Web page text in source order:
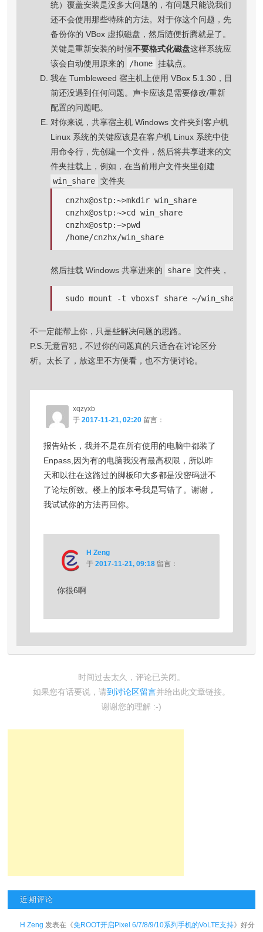
统）覆盖安装是没多大问题的，有问题只能说我们
还不会使用那些特殊的方法。对于你这个问题，先
备份你的 VBox 虚拟磁盘，然后随便折腾就是了。
关键是重新安装的时候不要格式化磁盘这样系统应
该会自动使用原来的
/home 挂载点。
我在 Tumbleweed 宿主机上使用 VBox 5.1.30，目
前还没遇到任何问题。声卡应该是需要修改/重新
配置的问题吧。
对你来说，共享宿主机 Windows 文件夹到客户机
Linux 系统的关键应该是在客户机 Linux 系统中使
用命令行，先创建一个文件，然后将共享进来的文
件夹挂载上，例如，在当前用户文件夹里创建
win_share 文件夹
cnzhx@ostp:~>mkdir win_share
cnzhx@ostp:~>cd win_share
cnzhx@ostp:~>pwd
/home/cnzhx/win_share
然后挂载 Windows 共享进来的 share 文件夹，
sudo mount -t vboxsf share ~/win_share/
不一定能帮上你，只是些解决问题的思路。
P.S.无意冒犯，不过你的问题真的只适合在讨论区分
析。太长了，放这里不方便看，也不方便讨论。
xqzyxb
于 2017-11-21, 02:20 留言：
报告站长，我并不是在所有使用的电脑中都装了
Enpass,因为有的电脑我没有最高权限，所以昨
天和以往在这路过的脚板印大多都是没密码进不
了论坛所致。楼上的版本号我是写错了。谢谢，
我试试你的方法再回你。
H Zeng
于 2017-11-21, 09:18 留言：
你很6啊
时间过去太久，评论已关闭。
如果您有话要说，请到讨论区留言并给出此文章链接。
谢谢您的理解 :-)
近期评论
H Zeng 发表在《免ROOT开启Pixel 6/7/8/9/10系列手机的VoLTE支持》好分